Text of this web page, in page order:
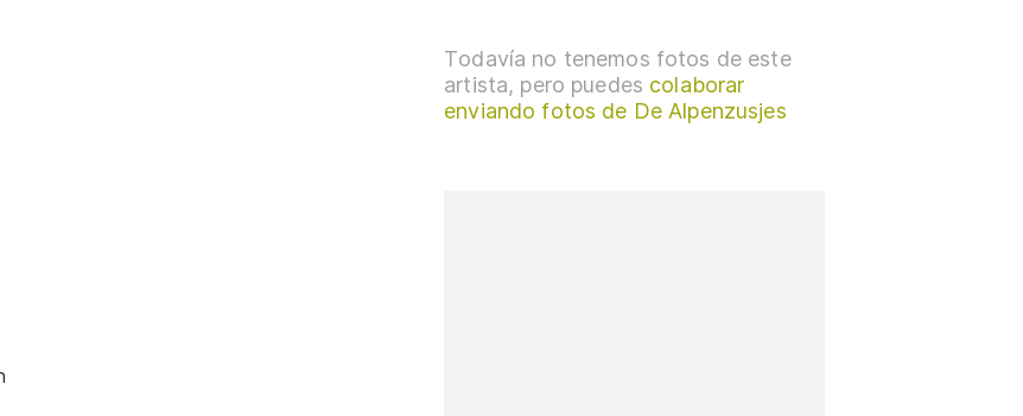
Todavía no tenemos fotos de este
artista, pero puedes colaborar
enviando fotos de De Alpenzusjes